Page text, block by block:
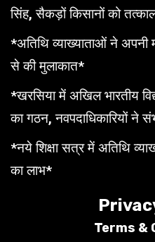
सिंह, सैकड़ों किसानों को
*अतिथि व्याख्याताओं ने अपनी
से की मुलाकात*
*खरसिया में अखिल भारतीय
का गठन, नवपदाधिकारियों ने
*नये शिक्षा सत्र में अतिथि
का लाभ*
Terms &